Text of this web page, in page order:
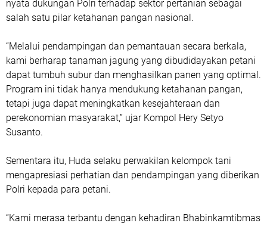
nyata dukungan Polri terhadap sektor pertanian sebagai
salah satu pilar ketahanan pangan nasional.
“Melalui pendampingan dan pemantauan secara berkala,
kami berharap tanaman jagung yang dibudidayakan petani
dapat tumbuh subur dan menghasilkan panen yang optimal.
Program ini tidak hanya mendukung ketahanan pangan,
tetapi juga dapat meningkatkan kesejahteraan dan
perekonomian masyarakat,” ujar Kompol Hery Setyo
Susanto.
Sementara itu, Huda selaku perwakilan kelompok tani
mengapresiasi perhatian dan pendampingan yang diberikan
Polri kepada para petani.
“Kami merasa terbantu dengan kehadiran Bhabinkamtibmas